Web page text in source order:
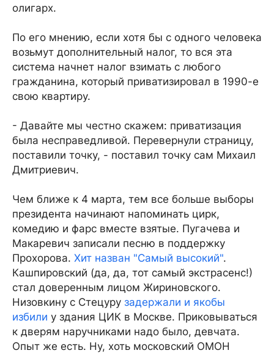
олигарх.
По его мнению, если хотя бы с одного человека
возьмут дополнительный налог, то вся эта
система начнет налог взимать с любого
гражданина, который приватизировал в 1990-е
свою квартиру.
- Давайте мы честно скажем: приватизация
была несправедливой. Перевернули страницу,
поставили точку, - поставил точку сам Михаил
Дмитриевич.
Чем ближе к 4 марта, тем все больше выборы
президента начинают напоминать цирк,
комедию и фарс вместе взятые. Пугачева и
Макаревич записали песню в поддержку
Прохорова. Хит назван "Самый высокий".
Кашпировский (да, да, тот самый экстрасенс!)
стал доверенным лицом Жириновского.
Низовкину с Стецуру задержали и якобы
избили у здания ЦИК в Москве. Приковываться
к дверям наручниками надо было, девчата.
Опыт же есть. Ну, хоть московский ОМОН